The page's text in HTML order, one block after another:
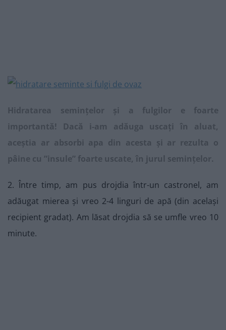
Hidratarea semințelor și a fulgilor e foarte
importantă! Dacă i-am adăuga uscați în aluat,
aceștia ar absorbi apa din acesta și ar rezulta o
pâine cu ”insule” foarte uscate, în jurul semințelor.
2. Între timp, am pus drojdia într-un castronel, am
adăugat mierea și vreo 2-4 linguri de apă (din același
recipient gradat). Am lăsat drojdia să se umfle vreo 10
minute.